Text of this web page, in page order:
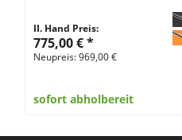
II. Hand Preis:
775,00 €*
Neupreis: 969,00 €
sofort abholbereit